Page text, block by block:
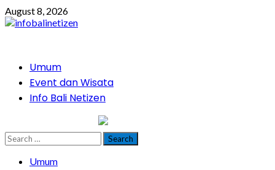
Skip
to
August 8, 2026
PrimaryUmum
Event dan Wisata
Info Bali Netizen
Search
for:
Umum